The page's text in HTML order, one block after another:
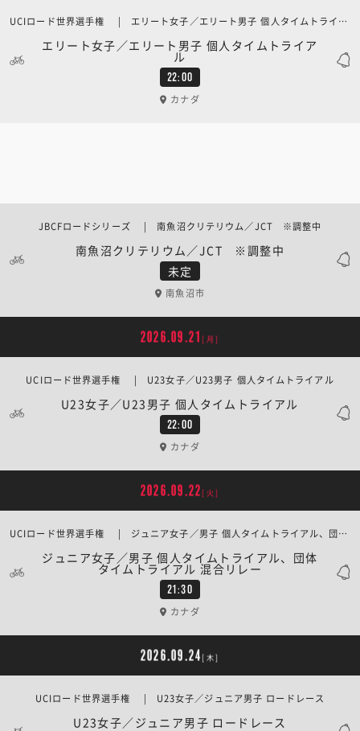
22:00
エリート女子／エリート男子 個人タイムトライア
ル
UCIロード世界選手権 | エリート女子／エリート男子 個人タイムトライアル
カナダ
未定
南魚沼クリテリウム／JCT ※調整中
JBCFロードシリーズ | 南魚沼クリテリウム／JCT ※調整中
南魚沼市
2026.09.21 [月]
22:00
U23女子／U23男子 個人タイムトライアル
UCIロード世界選手権 | U23女子／U23男子 個人タイムトライアル
カナダ
2026.09.22 [火]
21:30
ジュニア女子／男子 個人タイムトライアル、団体
タイムトライアル 混合リレー
UCIロード世界選手権 | ジュニア女子／男子 個人タイムトライアル、団体タイムトライアル 混合リレー
カナダ
2026.09.24 [木]
U23女子／ジュニア男子 ロードレース
UCIロード世界選手権 | U23女子／ジュニア男子 ロードレース